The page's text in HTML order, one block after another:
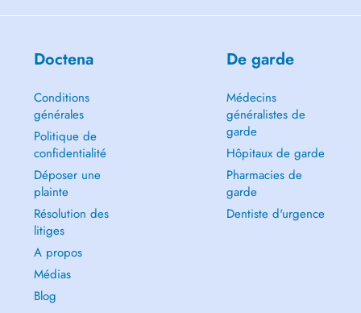
Doctena
Conditions
générales
Politique de
confidentialité
Déposer une
plainte
Résolution des
litiges
A propos
Médias
Blog
De garde
Médecins
généralistes de
garde
Hôpitaux de garde
Pharmacies de
garde
Dentiste d'urgence